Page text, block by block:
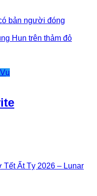
bản người đóng
Hun trên thảm đỏ
Tết Ất Tỵ 2026 – Lunar